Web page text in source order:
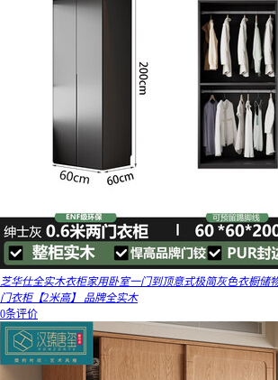
芝华仕全实木衣柜家用卧室一门到顶意式极简灰色衣橱储
门衣柜【2米高】 品牌全实木
0条评价